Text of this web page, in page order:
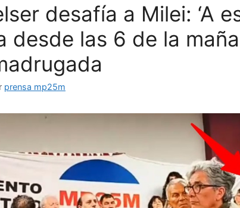
desafía a Milei: ‘A
desde las 6 de la
prensa mp25m